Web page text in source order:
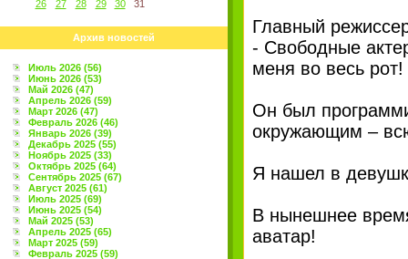
26
27 28 29 30 31
Архив новостей
Июль 2026 (56)
Июнь 2026 (53)
Май 2026 (47)
Апрель 2026 (59)
Март 2026 (47)
Февраль 2026 (46)
Январь 2026 (39)
Декабрь 2025 (55)
Ноябрь 2025 (33)
Октябрь 2025 (64)
Сентябрь 2025 (67)
Август 2025 (61)
Июль 2025 (69)
Июнь 2025 (54)
Май 2025 (53)
Апрель 2025 (65)
Март 2025 (59)
Февраль 2025 (59)
Главный
- Свободные
меня во весь
Он был
окружающим –
Я нашел в
В нынешнее
аватар!